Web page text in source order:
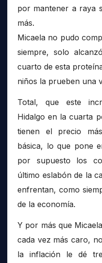
por mantener a raya
más.
Micaela no pudo
siempre, solo
cuarto de esta
niños la prueben una
Total, que este
Hidalgo en la cuarta
tienen el precio
básica, lo que pone
por supuesto los
último eslabón de la
enfrentan, como
de la economía.
Y por más que
cada vez más caro,
la inflación le dé